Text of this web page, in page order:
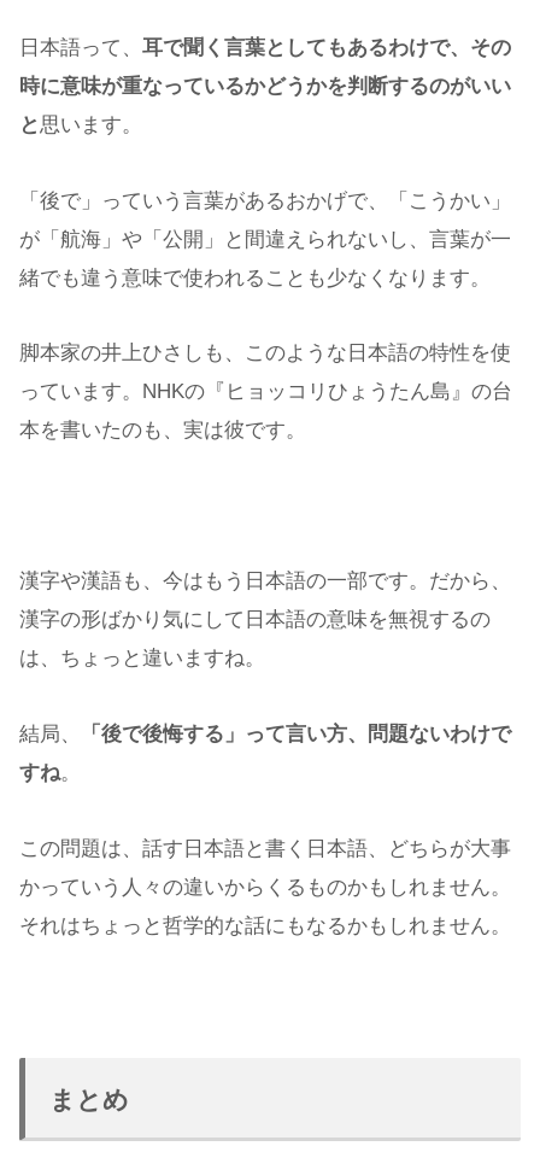
日本語って、 耳で聞く言葉としてもあるわけで、その
時に意味が重なっているかどうかを判断するのがいい
と思います。
「後で」っていう言葉があるおかげで、「こうかい」
が「航海」や「公開」と間違えられないし、言葉が一
緒でも違う意味で使われることも少なくなります。
脚本家の井上ひさしも、このような日本語の特性を使
っています。NHKの『ヒョッコリひょうたん島』の台
本を書いたのも、実は彼です。
漢字や漢語も、今はもう日本語の一部です。だから、
漢字の形ばかり気にして日本語の意味を無視するの
は、ちょっと違いますね。
結局、
「後で後悔する」って言い方、問題ないわけで
すね。
この問題は、話す日本語と書く日本語、どちらが大事
かっていう人々の違いからくるものかもしれません。
それはちょっと哲学的な話にもなるかもしれません。
まとめ